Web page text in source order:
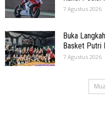
7 Agustus 2026
Buka
Basket Putri
7 Agustus 2026